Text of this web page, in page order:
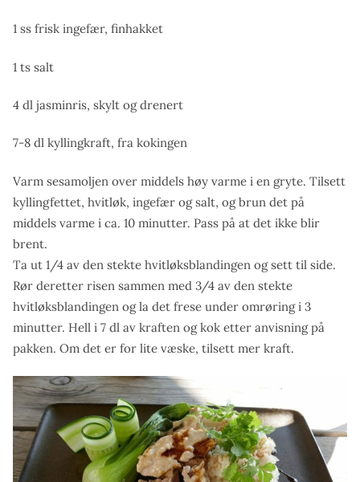
1 ss frisk ingefær, finhakket
1 ts salt
4 dl jasminris, skylt og drenert
7-8 dl kyllingkraft, fra kokingen
Varm sesamoljen over middels høy varme i en gryte. Tilsett
kyllingfettet, hvitløk, ingefær og salt, og brun det på
middels varme i ca. 10 minutter. Pass på at det ikke blir
brent.
Ta ut 1/4 av den stekte hvitløksblandingen og sett til side.
Rør deretter risen sammen med 3/4 av den stekte
hvitløksblandingen og la det frese under omrøring i 3
minutter. Hell i 7 dl av kraften og kok etter anvisning på
pakken. Om det er for lite væske, tilsett mer kraft.